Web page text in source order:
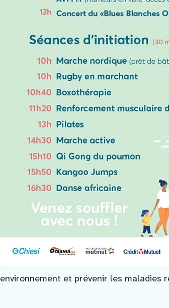
environnement et prévenir les maladies